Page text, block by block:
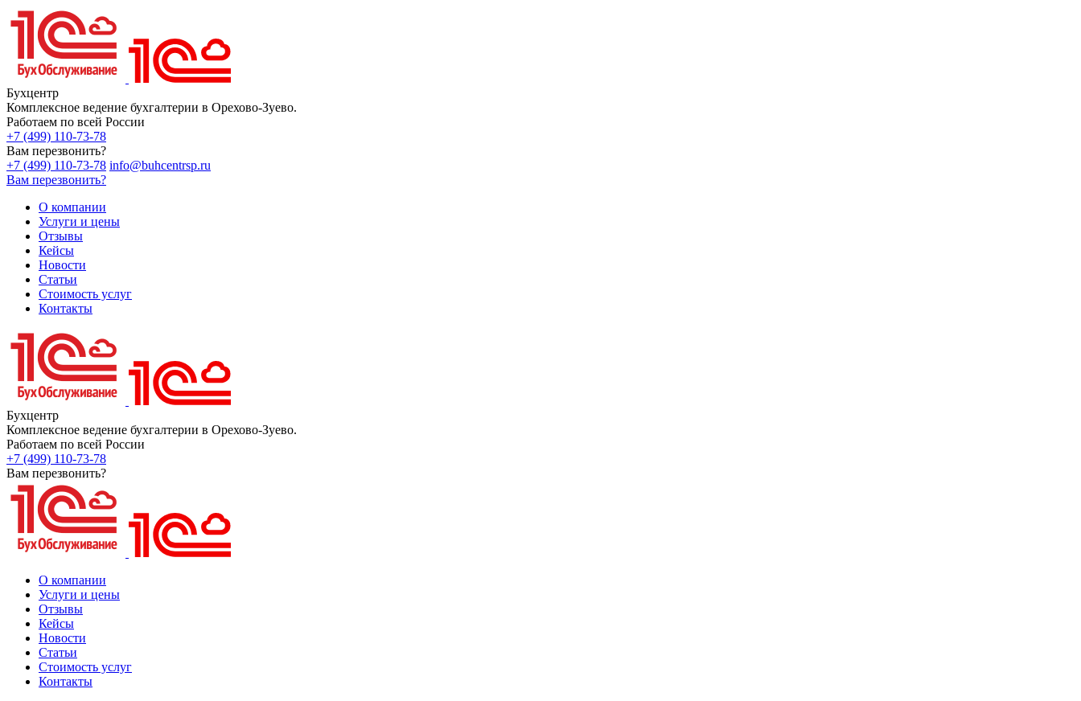
Бухцентр
Комплексное ведение бухгалтерии в Орехово-Зуево.
Работаем по всей России
+7 (499) 110-73-78
Вам перезвонить?
+7 (499) 110-73-78 info@buhcentrsp.ru
Вам перезвонить?
О компании
Услуги и цены
Отзывы
Кейсы
Новости
Статьи
Стоимость услуг
Контакты
Бухцентр
Комплексное ведение бухгалтерии в Орехово-Зуево.
Работаем по всей России
+7 (499) 110-73-78
Вам перезвонить?
О компании
Услуги и цены
Отзывы
Кейсы
Новости
Статьи
Стоимость услуг
Контакты